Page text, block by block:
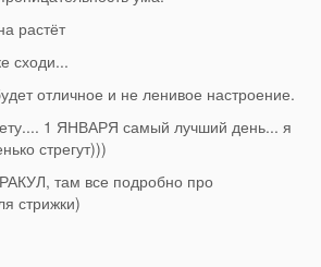
растёт
сходи...
отличное и не ленивое настроение.
1 ЯНВАРЯ самый лучший день... я
стрегут)))
там все подробно про
стрижки)